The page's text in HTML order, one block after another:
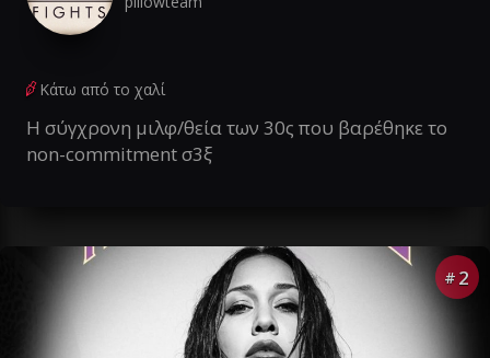
Κάτω από το χαλί
Η σύγχρονη μιλφ/θεία των 30ς που βαρέθηκε το
non-commitment σ3ξ
# 2